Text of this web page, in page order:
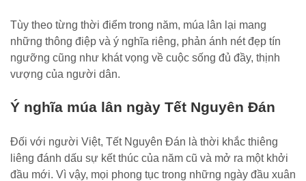
Tùy theo từng thời điểm trong năm, múa lân lại mang
những thông điệp và ý nghĩa riêng, phản ánh nét đẹp tín
ngưỡng cũng như khát vọng về cuộc sống đủ đầy, thịnh
vượng của người dân.
Ý nghĩa múa lân ngày Tết Nguyên Đán
Đối với người Việt, Tết Nguyên Đán là thời khắc thiêng
liêng đánh dấu sự kết thúc của năm cũ và mở ra một khởi
đầu mới. Vì vậy, mọi phong tục trong những ngày đầu xuân